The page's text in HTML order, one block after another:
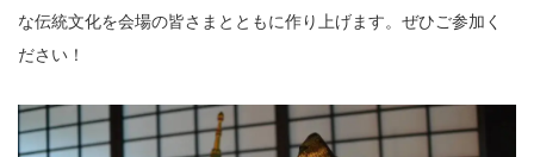
な伝統文化を会場の皆さまとともに作り上げます。ぜひご参加く
ださい！